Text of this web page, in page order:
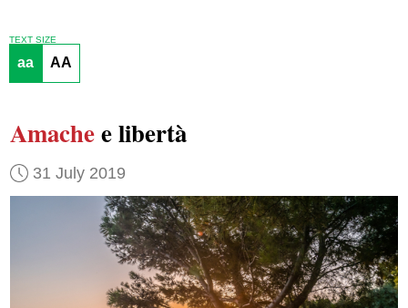
TEXT SIZE
aa AA
Amachee libertà
31 July 2019